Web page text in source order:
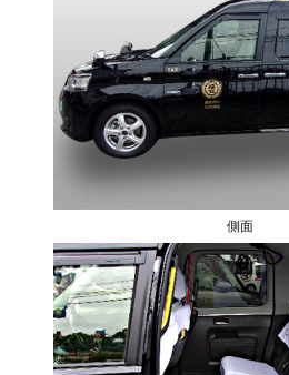
側面